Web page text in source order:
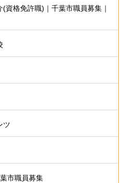
資格免許職)｜千葉市職員募集｜
ツ
市職員募集